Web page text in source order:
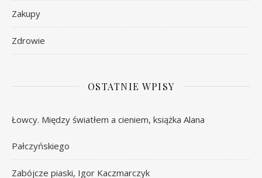
Zakupy
Zdrowie
OSTATNIE WPISY
Łowcy. Między światłem a cieniem, książka Alana
Pałczyńskiego
Zabójcze piaski, Igor Kaczmarczyk